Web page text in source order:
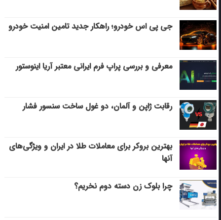
جی پی اس خودرو؛ راهکار جدید تامین امنیت خودرو
معرفی و بررسی پراپ فرم ایرانی معتبر آریا اینوستور
رقابت ژاپن و آلمان، دو غول ساخت سنسور فشار
بهترین بروکر برای معاملات طلا در ایران و ویژگی‌های
آنها
چرا بلوک زن دسته دوم نخریم؟